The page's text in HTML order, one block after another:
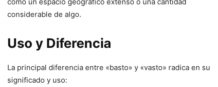
considerable de algo.
Uso y Diferencia
La principal diferencia entre «basto» y «vasto» radica en su
significado y uso: